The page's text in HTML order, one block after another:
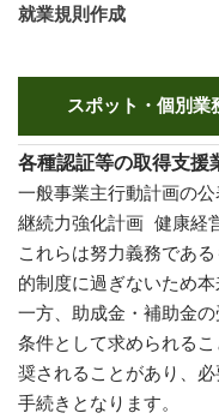
就業規則作成
スポット・個別業
各種認証等の取得支援
一般事業主行動計画の
継続力強化計画 健康経
これらは努力義務であ
的制度に過ぎないため本
一方、助成金・補助金
条件として求められる
奨されることがあり、
手続きとなります。